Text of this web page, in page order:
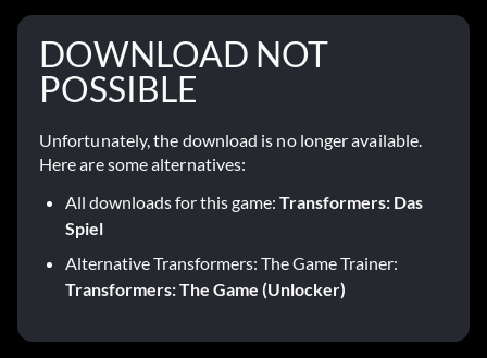
DOWNLOAD NOT
POSSIBLE
Unfortunately, the download is no longer available.
Here are some alternatives:
All downloads for this game: Transformers: Das
Spiel
Alternative Transformers: The Game Trainer:
Transformers: The Game (Unlocker)